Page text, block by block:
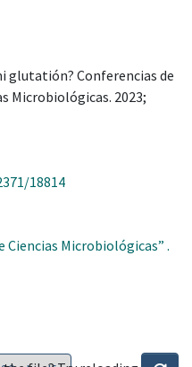
glutatión? Conferencias de
Microbiológicas. 2023;
18814
Ciencias Microbiológicas” .